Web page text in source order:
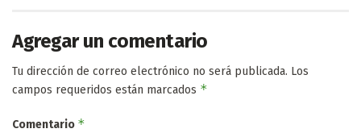
Agregar un comentario
Tu dirección de correo electrónico no será publicada. Los
campos requeridos están marcados *
Comentario *